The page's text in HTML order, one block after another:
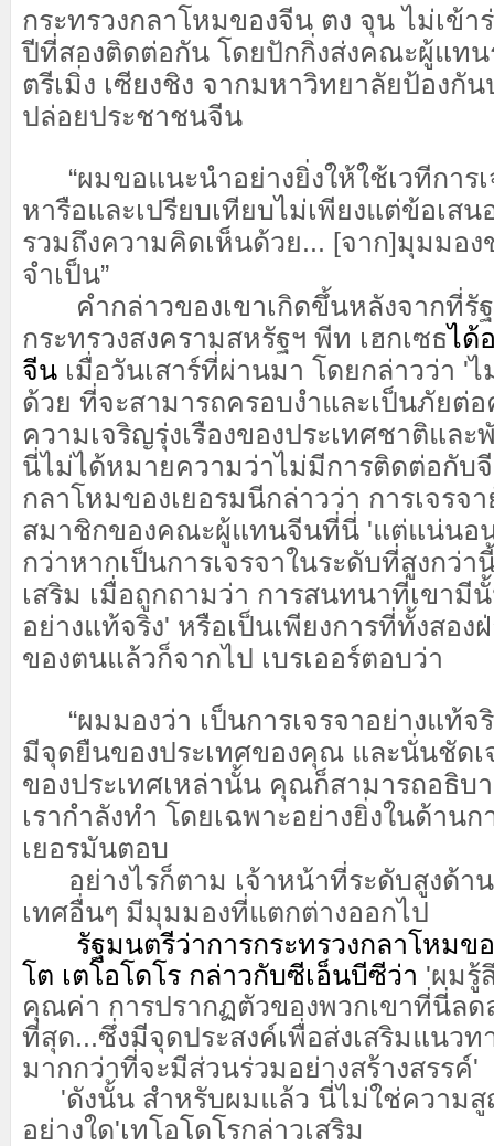
กระทรวงกลาโหมของจีน ตง จุน ไม่เข้า
ปีที่สองติดต่อกัน โดยปักกิ่งส่งคณะผู้แทน
ตรีเมิ่ง เซียงชิง จากมหาวิทยาลัยป้องกั
ปล่อยประชาชนจีน
“ผมขอแนะนำอย่างยิ่งให้ใช้เวทีการเ
หารือและเปรียบเทียบไม่เพียงแต่ข้อเส
รวมถึงความคิดเห็นด้วย... [จาก]มุมมอง
จำเป็น”
คำกล่าวของเขาเกิดขึ้นหลังจากที่รั
กระทรวงสงครามสหรัฐฯ พีท เฮกเซธได้
จีน เมื่อวันเสาร์ที่ผ่านมา โดยกล่าวว่า '
ด้วย ที่จะสามารถครอบงำและเป็นภัยต่
ความเจริญรุ่งเรืองของประเทศชาติและ
นี่ไม่ได้หมายความว่าไม่มีการติดต่อกับ
กลาโหมของเยอรมนีกล่าวว่า การเจรจ
สมาชิกของคณะผู้แทนจีนที่นี่ 'แต่แน่นอน
กว่าหากเป็นการเจรจาในระดับที่สูงกว่า
เสริม เมื่อถูกถามว่า การสนทนาที่เขามีนั้
อย่างแท้จริง' หรือเป็นเพียงการที่ทั้งสอง
ของตนแล้วก็จากไป เบรเออร์ตอบว่า
“ผมมองว่า เป็นการเจรจาอย่างแท้
มีจุดยืนของประเทศของคุณ และนั่นชัด
ของประเทศเหล่านั้น คุณก็สามารถอธิบ
เรากำลังทำ โดยเฉพาะอย่างยิ่งในด้าน
เยอรมันตอบ
อย่างไรก็ตาม เจ้าหน้าที่ระดับสูงด้า
เทศอื่นๆ มีมุมมองที่แตกต่างออกไป
รัฐมนตรีว่าการกระทรวงกลาโหมข
โต เตโอโดโร กล่าวกับซีเอ็นบีซีว่า 'ผมรู้
คุณค่า การปรากฏตัวของพวกเขาที่นี่ลด
ที่สุด...ซึ่งมีจุดประสงค์เพื่อส่งเสริมแนวท
มากกว่าที่จะมีส่วนร่วมอย่างสร้างสรรค์'
'ดังนั้น สำหรับผมแล้ว นี่ไม่ใช่ความสู
อย่างใด'เทโอโดโรกล่าวเสริม